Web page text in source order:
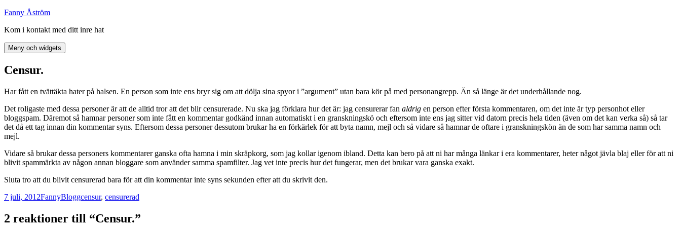
Hoppa
innehåll
Fanny Åström
Kom i kontakt med ditt inre hat
Meny och widgets
Censur.
Har fått en tvättäkta hater på halsen. En person som inte ens bryr sig om att dölja sina spyor i ”argument” utan bara kör på med personangrepp. Än så länge är det underhållande nog.
Det roligaste med dessa personer är att de alltid tror att det blir censurerade. Nu ska jag förklara hur det är: jag censurerar fan aldrig en person efter första kommentaren, om det inte är typ personhot eller
bloggspam. Däremot så hamnar personer som inte fått en kommentar godkänd innan automatiskt i en granskningskö och eftersom inte ens jag sitter vid datorn precis hela tiden (även om det kan verka så) så tar
det då ett tag innan din kommentar syns. Eftersom dessa personer dessutom brukar ha en förkärlek för att byta namn, mejl och så vidare så hamnar de oftare i granskningskön än de som har samma namn och
mejl.
Vidare så brukar dessa personers kommentarer ganska ofta hamna i min skräpkorg, som jag kollar igenom ibland. Detta kan bero på att ni har många länkar i era kommentarer, heter något jävla blaj eller för att ni
blivit spammärkta av någon annan bloggare som använder samma spamfilter. Jag vet inte precis hur det fungerar, men det brukar vara ganska exakt.
Sluta tro att du blivit censurerad bara för att din kommentar inte syns sekunden efter att du skrivit den.
Postat
7 juli, 2012Författare
FannyKategorier
BloggTaggar
censur, censurerad
2 reaktioner till “Censur.”